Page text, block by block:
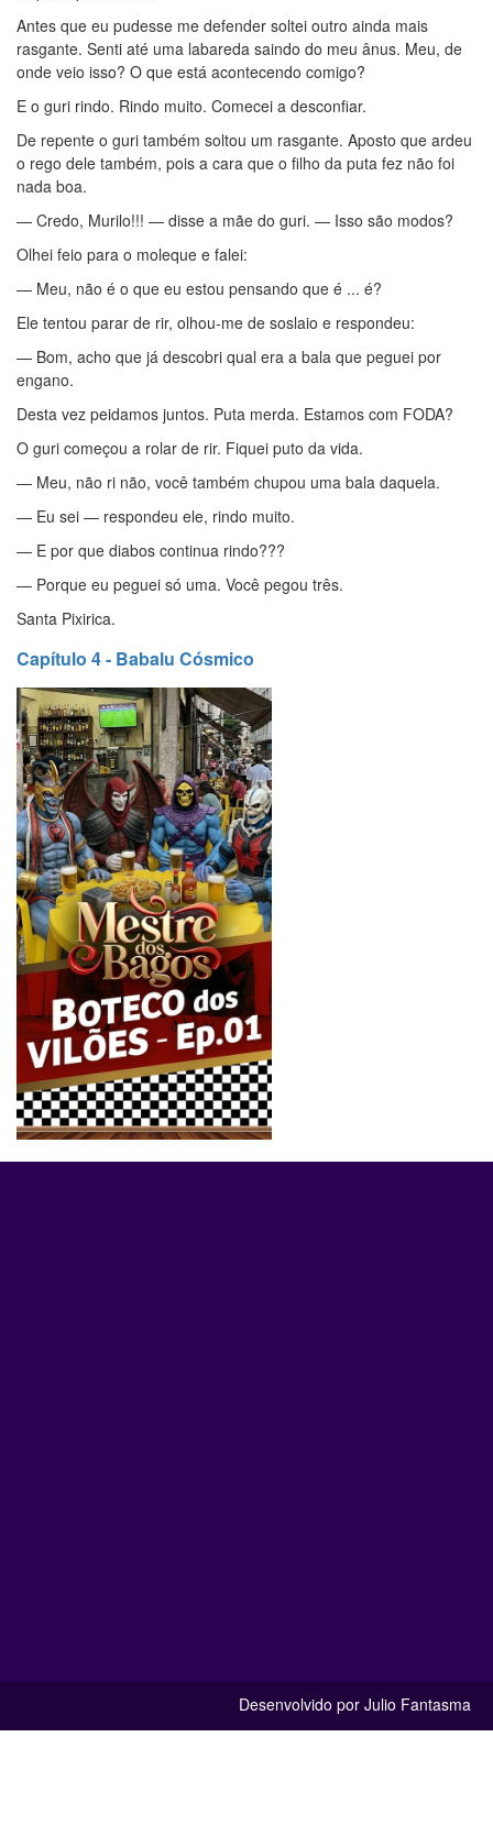
Antes que eu pudesse me defender soltei outro ainda mais
rasgante. Senti até uma labareda saindo do meu ânus. Meu, de
onde veio isso? O que está acontecendo comigo?
E o guri rindo. Rindo muito. Comecei a desconfiar.
De repente o guri também soltou um rasgante. Aposto que ardeu
o rego dele também, pois a cara que o filho da puta fez não foi
nada boa.
— Credo, Murilo!!! — disse a mãe do guri. — Isso são modos?
Olhei feio para o moleque e falei:
— Meu, não é o que eu estou pensando que é ... é?
Ele tentou parar de rir, olhou-me de soslaio e respondeu:
— Bom, acho que já descobri qual era a bala que peguei por
engano.
Desta vez peidamos juntos. Puta merda. Estamos com FODA?
O guri começou a rolar de rir. Fiquei puto da vida.
— Meu, não ri não, você também chupou uma bala daquela.
— Eu sei — respondeu ele, rindo muito.
— E por que diabos continua rindo???
— Porque eu peguei só uma. Você pegou três.
Santa Pixirica.
Capítulo 4 - Babalu Cósmico
Desenvolvido por Julio Fantasma